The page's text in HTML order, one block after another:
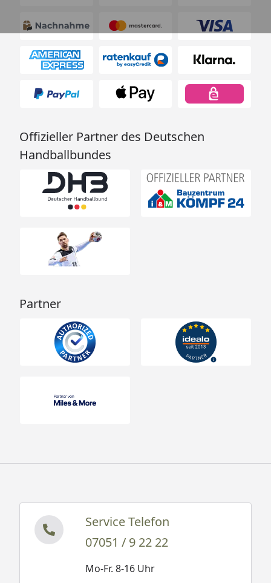
Offizieller Partner des Deutschen
Handballbundes
Partner
Service Telefon
07051 / 9 22 22
Mo-Fr. 8-16 Uhr